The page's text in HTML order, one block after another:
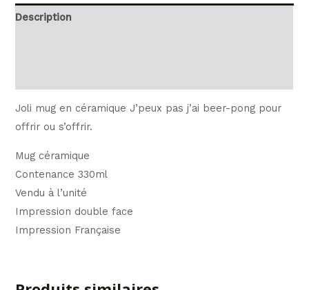
Description
Joli mug en céramique J’peux pas j’ai beer-pong pour
offrir ou s’offrir.
Mug céramique
Contenance 330ml
Vendu à l’unité
Impression double face
Impression Française